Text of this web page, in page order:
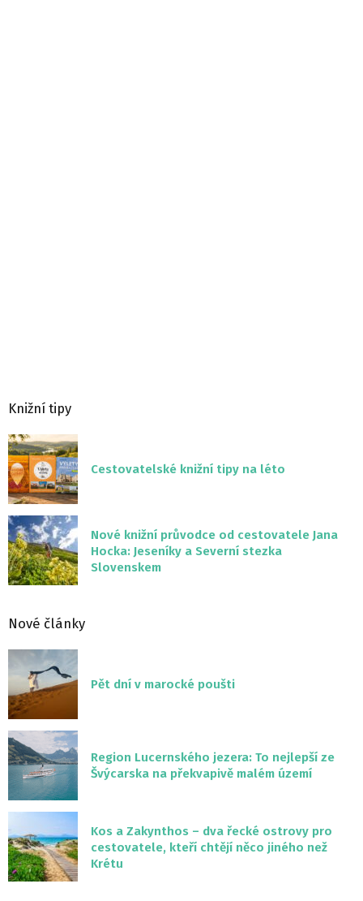
Knižní tipy
Cestovatelské knižní tipy na léto
Nové knižní průvodce od cestovatele Jana
Hocka: Jeseníky a Severní stezka
Slovenskem
Nové články
Pět dní v marocké poušti
Region Lucernského jezera: To nejlepší ze
Švýcarska na překvapivě malém území
Kos a Zakynthos – dva řecké ostrovy pro
cestovatele, kteří chtějí něco jiného než
Krétu